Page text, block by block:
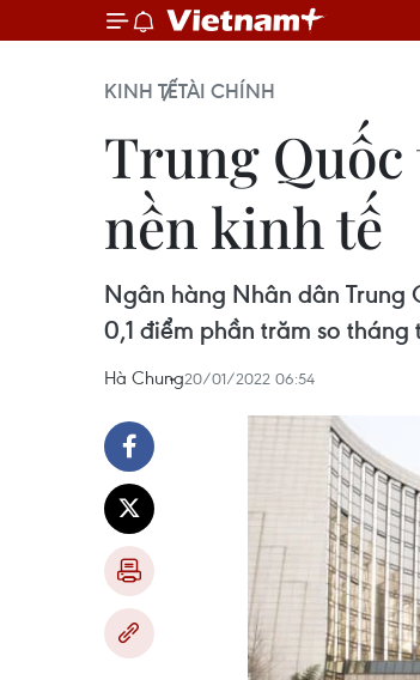
KINH TẾTÀI CHÍNH
Trung Quốc
nền kinh tế
Ngân hàng Nhân dân Trung
0,1 điểm phần trăm so tháng
Hà Chung20/01/2022 06:54